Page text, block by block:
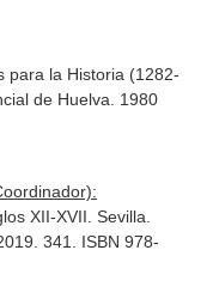
para la Historia (1282-
de Huelva. 1980
XII-XVII. Sevilla.
341. ISBN 978-